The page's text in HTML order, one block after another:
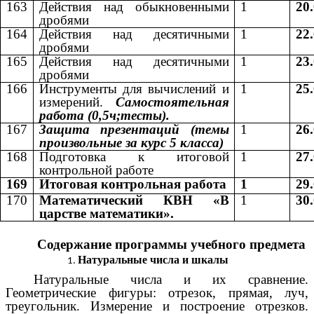
163
Действия над обыкновенными
дробями
1
164
Действия над десятичными
дробями
1
165
Действия над десятичными
дробями
1
166
Инструменты для вычислений и
измерений. Самостоятельная
работа (0,5ч;тесты).
1
167
Защита презентаций (темы
произвольные за курс 5 класса)
1
168
Подготовка к итоговой
контрольной работе
1
169
Итоговая контрольная работа 1
170
Математический КВН «В
царстве математики».
1
Содержание программы учебного предмета
Натуральные числа и шкалы
Натуральные числа и их сравнение.
Геометрические фигуры: отрезок, прямая, луч,
треугольник. Измерение и построение отрезков.